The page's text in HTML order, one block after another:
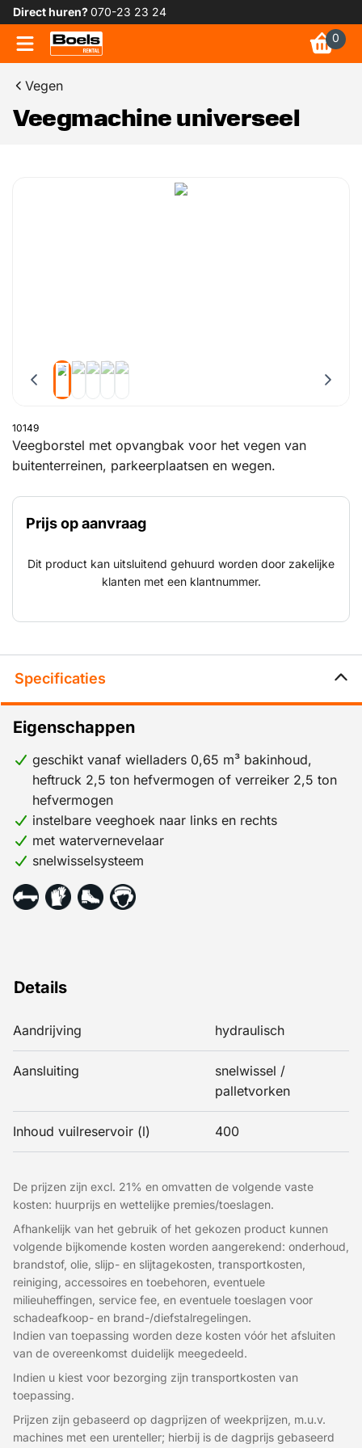
Direct huren?070-23 23 24
0
Vegen
Veegmachine universeel
10149
Veegborstel met opvangbak voor het vegen van
buitenterreinen, parkeerplaatsen en wegen.
Prijs op aanvraag
Dit product kan uitsluitend gehuurd worden door zakelijke
klanten met een klantnummer.
Specificaties
Details
Aandrijving hydraulisch
Aansluiting
snelwissel /
palletvorken
Inhoud vuilreservoir (l) 400
Eigenschappen
geschikt vanaf wielladers 0,65 m³ bakinhoud,
heftruck 2,5 ton hefvermogen of verreiker 2,5 ton
hefvermogen
instelbare veeghoek naar links en rechts
met watervernevelaar
snelwisselsysteem
De prijzen zijn excl. 21% en omvatten de volgende vaste
kosten: huurprijs en wettelijke premies/toeslagen.
Afhankelijk van het gebruik of het gekozen product kunnen
volgende bijkomende kosten worden aangerekend: onderhoud,
brandstof, olie, slijp- en slijtagekosten, transportkosten,
reiniging, accessoires en toebehoren, eventuele
milieuheffingen, service fee, en eventuele toeslagen voor
schadeafkoop- en brand-/diefstalregelingen.
Indien van toepassing worden deze kosten vóór het afsluiten
van de overeenkomst duidelijk meegedeeld.
Indien u kiest voor bezorging zijn transportkosten van
toepassing.
Prijzen zijn gebaseerd op dagprijzen of weekprijzen, m.u.v.
machines met een urenteller; hierbij is de dagprijs gebaseerd